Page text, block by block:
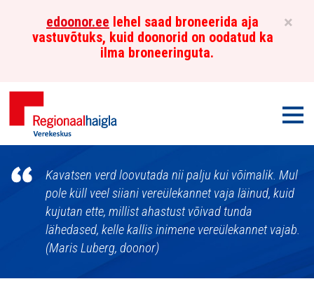
×
edoonor.ee lehel saad broneerida aja
vastuvõtuks, kuid doonorid on oodatud ka
ilma broneeringuta.
Põhja-
Eesti
Regionaalhaigla
Verekeskus
Kavatsen verd loovutada nii palju kui võimalik. Mul
pole küll veel siiani vereülekannet vaja läinud, kuid
kujutan ette, millist ahastust võivad tunda
lähedased, kelle kallis inimene vereülekannet vajab.
(Maris Luberg, doonor)